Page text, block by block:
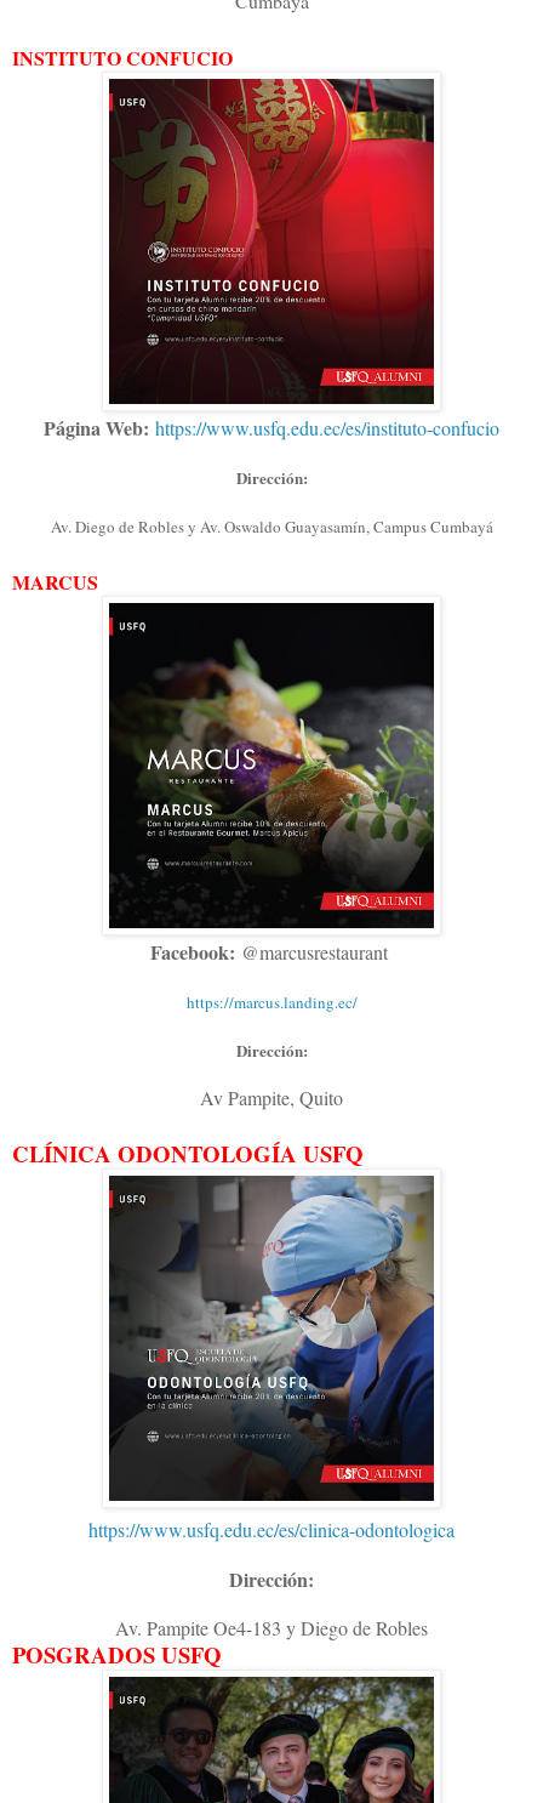
INSTITUTO CONFUCIO
Página Web: https://www.usfq.edu.ec/es/instituto-confucio
Dirección:
Av. Diego de Robles y Av. Oswaldo Guayasamín, Campus Cumbayá
MARCUS
Facebook: @marcusrestaurant
https://marcus.landing.ec/
Dirección:
Av Pampite, Quito
CLÍNICA ODONTOLOGÍA USFQ
https://www.usfq.edu.ec/es/clinica-odontologica
Dirección:
Av. Pampite Oe4-183 y Diego de Robles
POSGRADOS USFQ